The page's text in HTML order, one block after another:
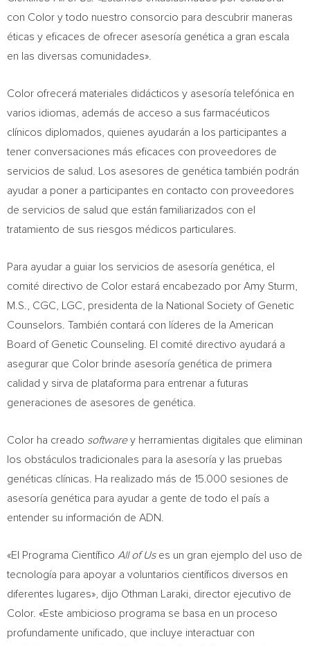
con Color y todo nuestro consorcio para descubrir maneras
éticas y eficaces de ofrecer asesoría genética a gran escala
en las diversas comunidades».
Color ofrecerá materiales didácticos y asesoría telefónica en
varios idiomas, además de acceso a sus farmacéuticos
clínicos diplomados, quienes ayudarán a los participantes a
tener conversaciones más eficaces con proveedores de
servicios de salud. Los asesores de genética también podrán
ayudar a poner a participantes en contacto con proveedores
de servicios de salud que están familiarizados con el
tratamiento de sus riesgos médicos particulares.
Para ayudar a guiar los servicios de asesoría genética, el
comité directivo de Color estará encabezado por Amy Sturm
M.S., CGC, LGC, presidenta de la National Society of Genetic
Counselors. También contará con líderes de la American
Board of Genetic Counseling. El comité directivo ayudará a
asegurar que Color brinde asesoría genética de primera
calidad y sirva de plataforma para entrenar a futuras
generaciones de asesores de genética.
Color ha creado softwarey herramientas digitales que eliminan
los obstáculos tradicionales para la asesoría y las pruebas
genéticas clínicas. Ha realizado más de 15.000 sesiones de
asesoría genética para ayudar a gente de todo el país a
entender su información de ADN.
«El Programa Científico All of Uses un gran ejemplo del uso de
tecnología para apoyar a voluntarios científicos diversos en
diferentes lugares», dijo Othman Laraki, director ejecutivo de
Color. «Este ambicioso programa se basa en un proceso
profundamente unificado, que incluye interactuar con